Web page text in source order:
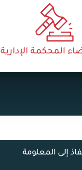
المحكمة الإدارية
إلى المعلومة